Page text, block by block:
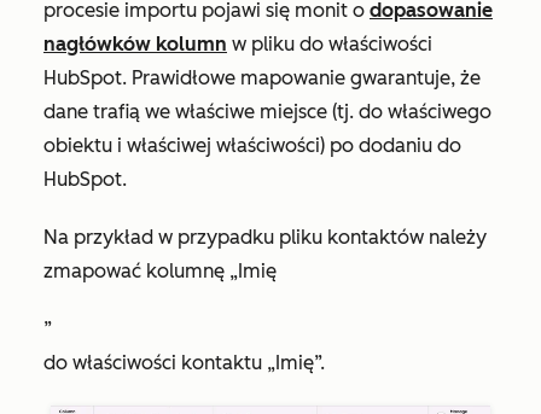
procesie importu pojawi się monit o dopasowanie
nagłówków kolumn w pliku do właściwości
HubSpot. Prawidłowe mapowanie gwarantuje, że
dane trafią we właściwe miejsce (tj. do właściwego
obiektu i właściwej właściwości) po dodaniu do
HubSpot.
Na przykład w przypadku pliku kontaktów należy
zmapować kolumnę „Imię
”
do właściwości kontaktu „Imię”.